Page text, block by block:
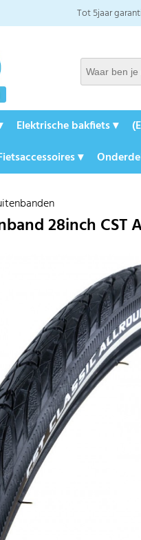
Tot 5jaar
Elektrische bakfiets ▾
▾
28inch